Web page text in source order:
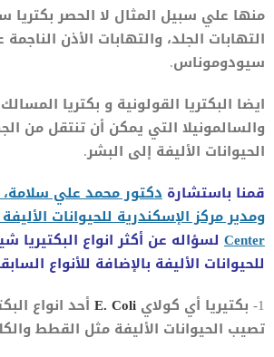
منها علي سبيل المثال لا الحصر
التهابات الجلد، والتهابات الأذن الناجمة
سيودوموناس.
ايضا البكتريا القولونية و بكتريا
والسالمونيلا التي يمكن أن تنتقل من
الحيوانات الأليفة إلى البشر.
قمنا باستشارة دكتور محمد علي سلامة،
Center لسؤاله عن أكثر انواع البكتيريا
للحيوانات الأليفة بالإضافة للأنواع
1- بكتيريا أي كولاي
E. Coli أحد انواع
تصيب الحيوانات الأليفة مثل القطط